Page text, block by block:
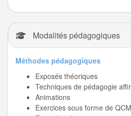
Modalités pédagogiques
Méthodes pédagogiques
Exposés théoriques
Techniques de pédagogie
Animations
Exercices sous forme de